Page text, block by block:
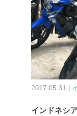
2017.05.31 |
インドネシ